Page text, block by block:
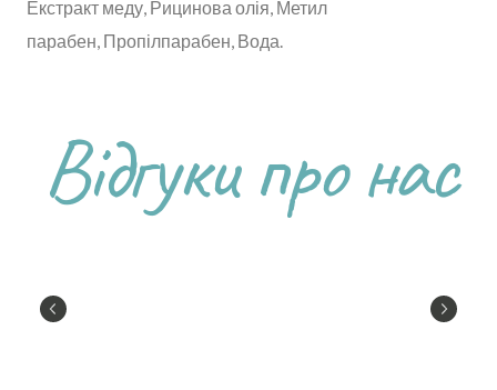
Екстракт меду, Рицинова олія, ​​Метил
парабен, Пропілпарабен, Вода.
Відгуки про нас